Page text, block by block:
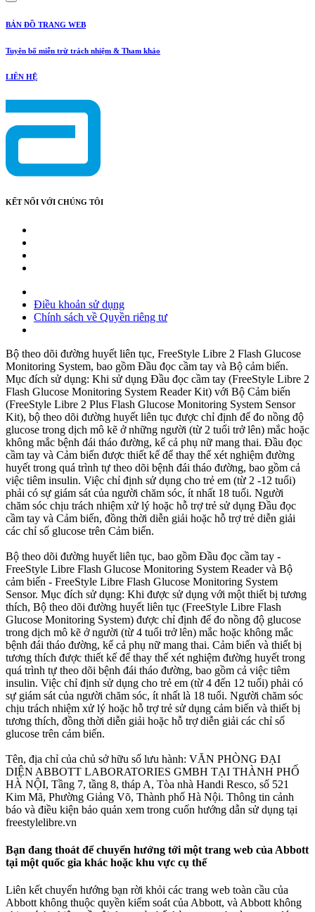
BẢN ĐỒ TRANG WEB
Tuyên bố miễn trừ trách nhiệm & Tham khảo
LIÊN HỆ
KẾT NỐI VỚI CHÚNG TÔI
Điều khoản sử dụng
Chính sách về Quyền riêng tư
Bộ theo dõi đường huyết liên tục, FreeStyle Libre 2 Flash Glucose
Monitoring System, bao gồm Đầu đọc cầm tay và Bộ cảm biến.
Mục đích sử dụng: Khi sử dụng Đầu đọc cầm tay (FreeStyle Libre 2
Flash Glucose Monitoring System Reader Kit) với Bộ Cảm biến
(FreeStyle Libre 2 Plus Flash Glucose Monitoring System Sensor
Kit), bộ theo dõi đường huyết liên tục được chỉ định để đo nồng độ
glucose trong dịch mô kẽ ở những người (từ 2 tuổi trở lên) mắc hoặc
không mắc bệnh đái tháo đường, kể cả phụ nữ mang thai. Đầu đọc
cầm tay và Cảm biến được thiết kế để thay thế xét nghiệm đường
huyết trong quá trình tự theo dõi bệnh đái tháo đường, bao gồm cả
việc tiêm insulin. Việc chỉ định sử dụng cho trẻ em (từ 2 -12 tuổi)
phải có sự giám sát của người chăm sóc, ít nhất 18 tuổi. Người
chăm sóc chịu trách nhiệm xử lý hoặc hỗ trợ trẻ sử dụng Đầu đọc
cầm tay và Cảm biến, đồng thời diễn giải hoặc hỗ trợ trẻ diễn giải
các chỉ số glucose trên Cảm biến.
Bộ theo dõi đường huyết liên tục, bao gồm Đầu đọc cầm tay -
FreeStyle Libre Flash Glucose Monitoring System Reader và Bộ
cảm biến - FreeStyle Libre Flash Glucose Monitoring System
Sensor. Mục đích sử dụng: Khi được sử dụng với một thiết bị tương
thích, Bộ theo dõi đường huyết liên tục (FreeStyle Libre Flash
Glucose Monitoring System) được chỉ định để đo nồng độ glucose
trong dịch mô kẽ ở người (từ 4 tuổi trở lên) mắc hoặc không mắc
bệnh đái tháo đường, kể cả phụ nữ mang thai. Cảm biến và thiết bị
tương thích được thiết kế để thay thế xét nghiệm đường huyết trong
quá trình tự theo dõi bệnh đái tháo đường, bao gồm cả việc tiêm
insulin. Việc chỉ định sử dụng cho trẻ em (từ 4 đến 12 tuổi) phải có
sự giám sát của người chăm sóc, ít nhất là 18 tuổi. Người chăm sóc
chịu trách nhiệm xử lý hoặc hỗ trợ trẻ sử dụng cảm biến và thiết bị
tương thích, đồng thời diễn giải hoặc hỗ trợ diễn giải các chỉ số
glucose trên cảm biến.
Tên, địa chỉ của chủ sở hữu số lưu hành: VĂN PHÒNG ĐẠI
DIỆN ABBOTT LABORATORIES GMBH TẠI THÀNH PHỐ
HÀ NỘI, Tầng 7, tầng 8, tháp A, Tòa nhà Handi Resco, số 521
Kim Mã, Phường Giảng Võ, Thành phố Hà Nội. Thông tin cảnh
báo và điều kiện bảo quản xem trong cuốn hướng dẫn sử dụng tại
freestylelibre.vn
Bạn đang thoát để chuyển hướng tới một trang web của Abbott
tại một quốc gia khác hoặc khu vực cụ thể
Liên kết chuyển hướng bạn rời khỏi các trang web toàn cầu của
Abbott không thuộc quyền kiểm soát của Abbott, và Abbott không